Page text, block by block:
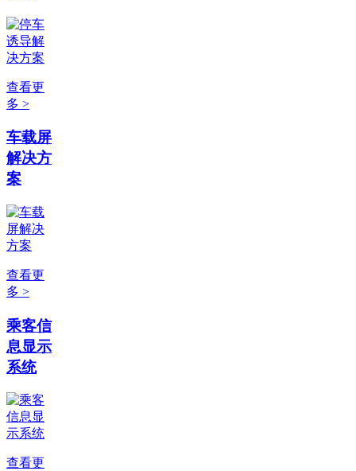
查看更
多 >
车载屏
解决方
案
查看更
多 >
乘客信
息显示
系统
查看更